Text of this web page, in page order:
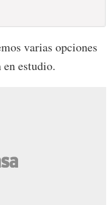
varias opciones
en estudio.